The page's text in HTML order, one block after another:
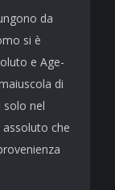
da
si è
e Age-
di
solo nel
che